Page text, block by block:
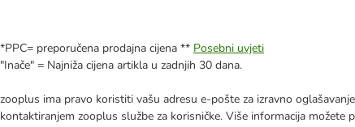
*PPC= preporučena prodajna cijena ** Posebni uvjeti
"Inače" = Najniža cijena artikla u zadnjih 30 dana.
zooplus ima pravo koristiti vašu adresu e-pošte za izravno
kontaktiranjem zooplus službe za korisničke. Više informacija možete